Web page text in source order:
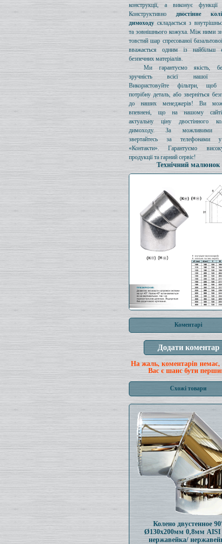
конструкції, а виконує функції
Конструктивно двостінне
димоходу складається з
та зовнішнього кожуха. Між ними
товстий шар спресованої
вважається одним із найбільш
безпечних матеріалів.
Ми гарантуємо якість,
зручність всієї нашої
Використовуйте фільтри, щоб
потрібну деталь, або зверніться
до наших менеджерів! Ви
впевнені, що на нашому
актуальну ціну двостінного
димоходу. За можливими
звертайтесь за телефонами
«Контакти». Гарантуємо
продукції та гарний сервіс!
Технічний малюнок
Коментарі
На жаль, коментарів немає,
Вас є шанс бути
Схожі товари
Колено двустенное
Ø130x200мм 0,8мм AISI
нержавейка/